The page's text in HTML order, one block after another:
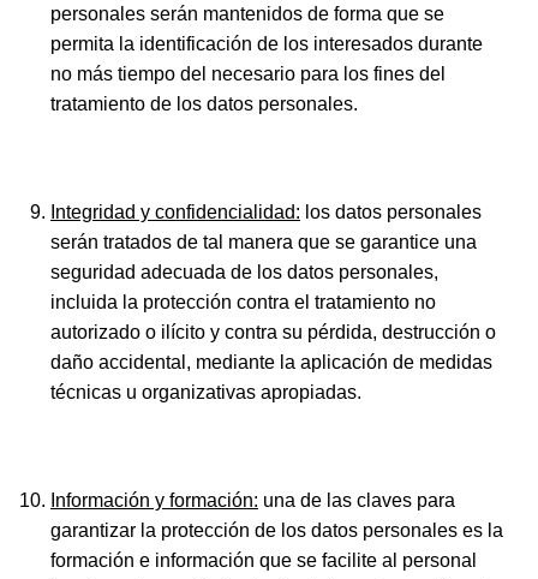
personales serán mantenidos de forma que se
permita la identificación de los interesados durante
no más tiempo del necesario para los fines del
tratamiento de los datos personales.
Integridad y confidencialidad: los datos personales
serán tratados de tal manera que se garantice una
seguridad adecuada de los datos personales,
incluida la protección contra el tratamiento no
autorizado o ilícito y contra su pérdida, destrucción o
daño accidental, mediante la aplicación de medidas
técnicas u organizativas apropiadas.
Información y formación: una de las claves para
garantizar la protección de los datos personales es la
formación e información que se facilite al personal